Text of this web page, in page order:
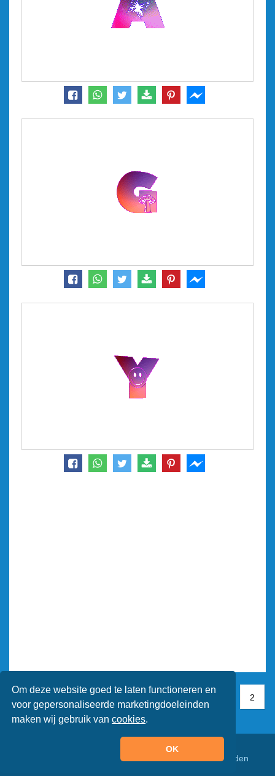
Om deze website goed te laten functioneren en
voor gepersonaliseerde marketingdoeleinden
maken wij gebruik vancookies.
OK
2
© Animaatjes.nl - 2005/2026 - Alle rechten voorbehouden